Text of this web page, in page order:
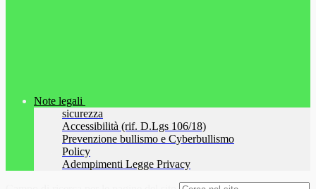
Note legali
sicurezza
Accessibilità (rif. D.Lgs 106/18)
Prevenzione bullismo e Cyberbullismo
Policy
Adempimenti Legge Privacy